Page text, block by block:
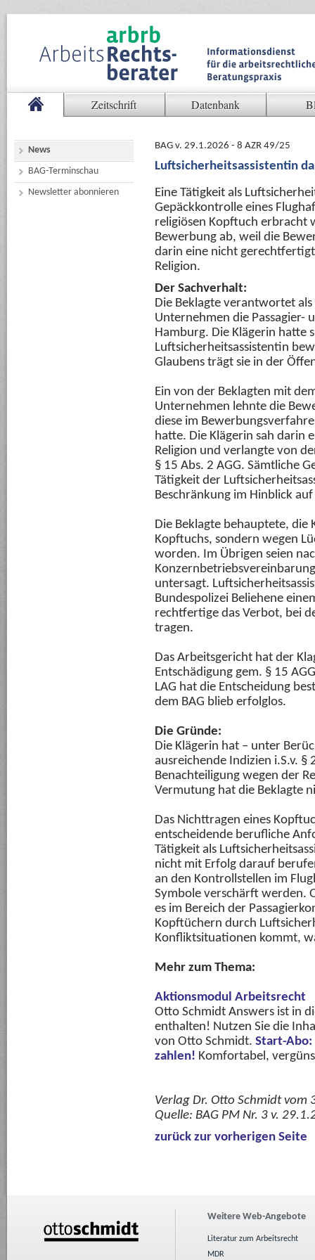
Zeitschrift Datenbank
News
BAG-Terminschau
Newsletter abonnieren
BAG v. 29.1.2026 - 8 AZR 49/25
Luftsicherheitsassistentin
Eine Tätigkeit als
Gepäckkontrolle eines
religiösen Kopftuch erbracht
Bewerbung ab, weil die
darin eine nicht
Religion.
Der Sachverhalt:
Die Beklagte verantwortet
Unternehmen die Passagier-
Hamburg. Die Klägerin hatte
Luftsicherheitsassistentin
Glaubens trägt sie in der
Ein von der Beklagten mit
Unternehmen lehnte die
diese im
hatte. Die Klägerin sah darin
Religion und verlangte von
§ 15 Abs. 2 AGG. Sämtliche
Tätigkeit der
Beschränkung im Hinblick
Die Beklagte behauptete, die
Kopftuchs, sondern wegen
worden. Im Übrigen seien
untersagt.
Bundespolizei Beliehene
rechtfertige das Verbot, bei
tragen.
Das Arbeitsgericht hat der
Entschädigung gem. § 15
LAG hat die Entscheidung
dem BAG blieb erfolglos.
Die Gründe:
Die Klägerin hat – unter
ausreichende Indizien i.S.v. §
Benachteiligung wegen der
Vermutung hat die Beklagte
Das Nichttragen eines
entscheidende berufliche
Tätigkeit als
nicht mit Erfolg darauf
an den Kontrollstellen im
Symbole verschärft werden.
es im Bereich der
Kopftüchern durch
Konfliktsituationen kommt,
Mehr zum Thema:
Aktionsmodul Arbeitsrecht
Otto Schmidt Answers ist in
enthalten! Nutzen Sie die
von Otto Schmidt. Start-
zahlen! Komfortabel,
Verlag Dr. Otto Schmidt vom
Quelle: BAG PM Nr. 3 v.
zurück zur vorherigen Seite
Weitere Web-Angebote
Literatur zum Arbeitsrecht
MDR